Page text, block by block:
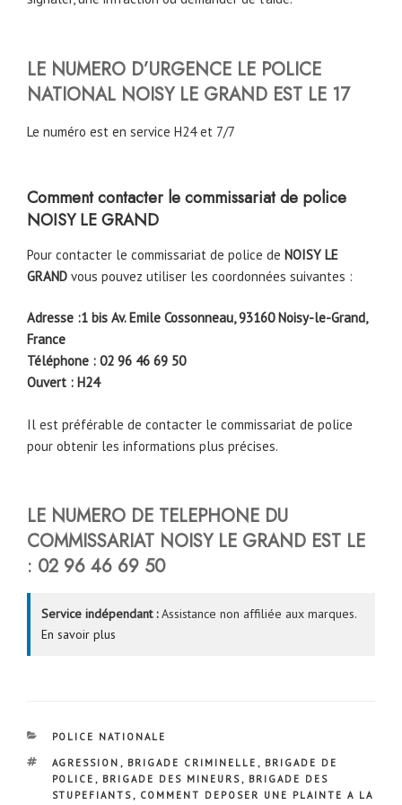
LE NUMERO D’URGENCE LE POLICE
NATIONAL NOISY LE GRAND EST LE 17
Le numéro est en service H24 et 7/7
Comment contacter le commissariat de police
NOISY LE GRAND
Pour contacter le commissariat de police de NOISY LE
GRAND vous pouvez utiliser les coordonnées suivantes :
Adresse :1 bis Av. Emile Cossonneau, 93160 Noisy-le-Grand,
France
Téléphone : 02 96 46 69 50
Ouvert : H24
Il est préférable de contacter le commissariat de police
pour obtenir les informations plus précises.
LE NUMERO DE TELEPHONE DU
COMMISSARIAT NOISY LE GRAND EST LE
: 02 96 46 69 50
Service indépendant :Assistance non affiliée aux marques.
En savoir plus
CATÉGORIES
POLICE NATIONALE
ÉTIQUETTES
AGRESSION , BRIGADE CRIMINELLE , BRIGADE DE
POLICE , BRIGADE DES MINEURS, BRIGADE DES
STUPEFIANTS, COMMENT DEPOSER UNE PLAINTE A LA